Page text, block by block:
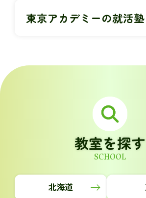
東京アカデミーの就活塾
教室を探す
SCHOOL
北海道